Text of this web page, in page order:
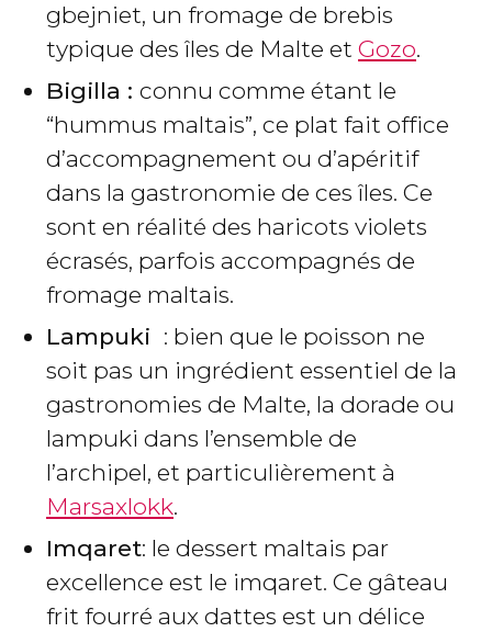
gbejniet, un fromage de brebis
typique des îles de Malte et Gozo.
Bigilla : connu comme étant le
“hummus maltais”, ce plat fait office
d’accompagnement ou d’apéritif
dans la gastronomie de ces îles. Ce
sont en réalité des haricots violets
écrasés, parfois accompagnés de
fromage maltais.
Lampuki : bien que le poisson ne
soit pas un ingrédient essentiel de la
gastronomies de Malte, la dorade ou
lampuki dans l’ensemble de
l’archipel, et particulièrement à
Marsaxlokk.
Imqaret: le dessert maltais par
excellence est le imqaret. Ce gâteau
frit fourré aux dattes est un délice